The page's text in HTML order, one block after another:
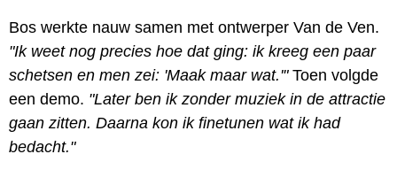
Bos werkte nauw samen met ontwerper Van de Ven.
"Ik weet nog precies hoe dat ging: ik kreeg een paar
schetsen en men zei: 'Maak maar wat.'"Toen volgde
een demo. "Later ben ik zonder muziek in de attractie
gaan zitten. Daarna kon ik finetunen wat ik had
bedacht."